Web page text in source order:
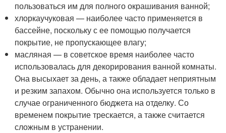
пользоваться им для полного окрашивания ванной;
хлоркаучуковая — наиболее часто применяется в
бассейне, поскольку с ее помощью получается
покрытие, не пропускающее влагу;
масляная — в советское время наиболее часто
использовалась для декорирования ванной комнаты.
Она высыхает за день, а также обладает неприятным
и резким запахом. Обычно она используется только в
случае ограниченного бюджета на отделку. Со
временем покрытие трескается, а также считается
сложным в устранении.